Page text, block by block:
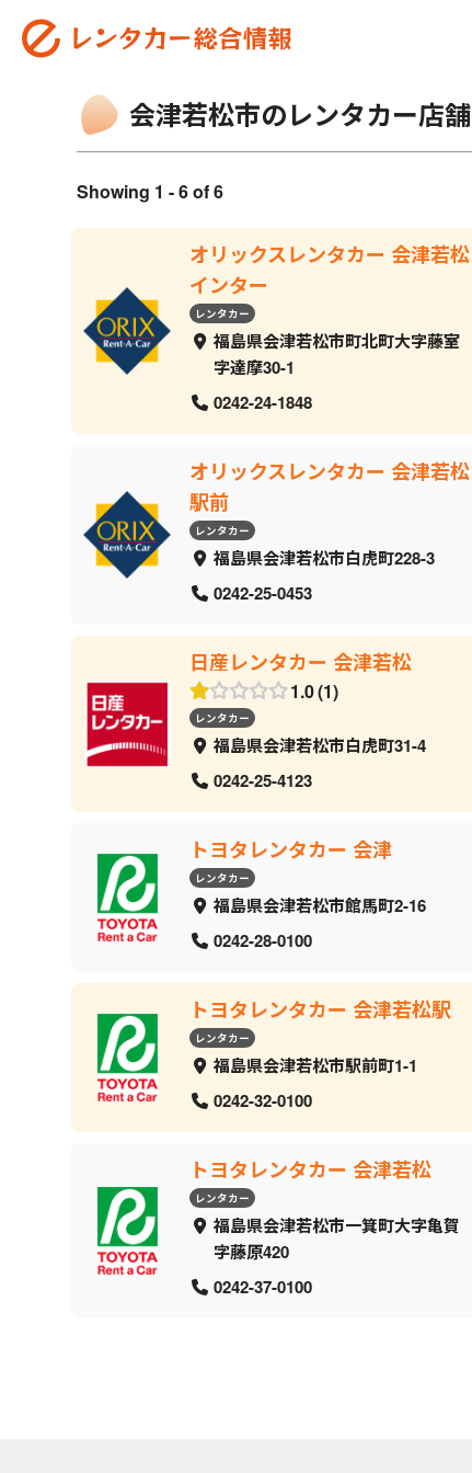
会津若松市のレンタカー店舗
Showing 1 - 6 of 6
オリックスレンタカー 会津若松
インター
レンタカー
福島県会津若松市町北町大字藤室
字達摩30-1
0242-24-1848
オリックスレンタカー 会津若松
駅前
レンタカー
福島県会津若松市白虎町228-3
0242-25-0453
日産レンタカー 会津若松
1.0 1
レンタカー
福島県会津若松市白虎町31-4
0242-25-4123
トヨタレンタカー 会津
レンタカー
福島県会津若松市館馬町2-16
0242-28-0100
トヨタレンタカー 会津若松駅
レンタカー
福島県会津若松市駅前町1-1
0242-32-0100
トヨタレンタカー 会津若松
レンタカー
福島県会津若松市一箕町大字亀賀
字藤原420
0242-37-0100